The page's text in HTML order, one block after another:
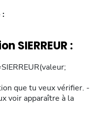
:
SIERREUR :
que tu veux vérifier. -
voir apparaître à la